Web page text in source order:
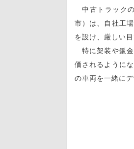
中古トラック
市）は、自社工
を設け、厳しい
特に架装や鈑金
価されるように
の車両を一緒に